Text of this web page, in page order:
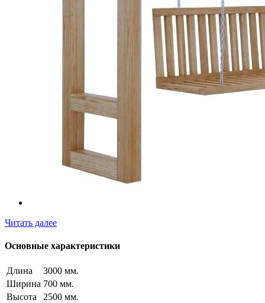
Читать далее
Основные характеристики
Длина
3000 мм.
Ширина 700 мм.
Высота
2500 мм.